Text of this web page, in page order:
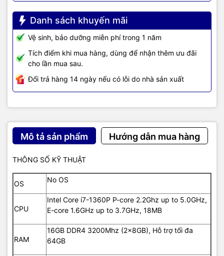
Danh sách khuyến mãi
Vệ sinh, bảo dưỡng miễn phí trong 1 năm
Tích điểm khi mua hàng, dùng để nhận thêm ưu đãi
cho lần mua sau.
Đổi trả hàng 14 ngày nếu có lỗi do nhà sản xuất
Mô tả sản phẩm Hướng dẫn mua hàng
THÔNG SỐ KỸ THUẬT
OS No OS
CPU
Intel Core i7-1360P P-core 2.2Ghz up to 5.0GHz,
E-core 1.6GHz up to 3.7GHz, 18MB
RAM
16GB DDR4 3200Mhz (2x8GB), Hỗ trợ tối đa
64GB